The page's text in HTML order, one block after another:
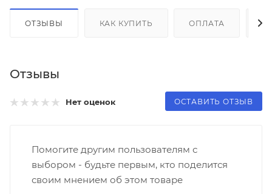
ОТЗЫВЫ КАК КУПИТЬ ОПЛАТА
Отзывы
Нет оценок ОСТАВИТЬ ОТЗЫВ
Помогите другим пользователям с
выбором - будьте первым, кто поделится
своим мнением об этом товаре